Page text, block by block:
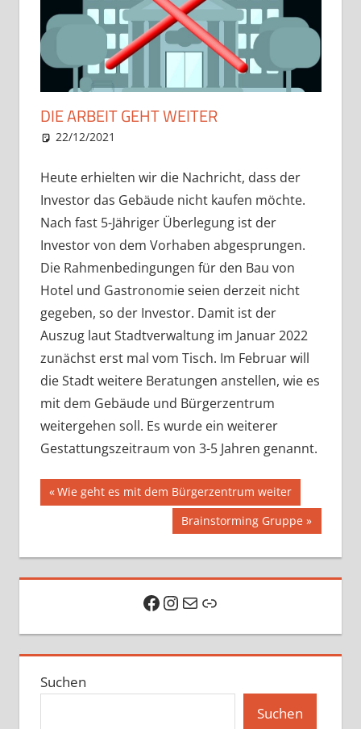
DIE ARBEIT GEHT WEITER
22/12/2021
Heute erhielten wir die Nachricht, dass der
Investor das Gebäude nicht kaufen möchte.
Nach fast 5-Jähriger Überlegung ist der
Investor von dem Vorhaben abgesprungen.
Die Rahmenbedingungen für den Bau von
Hotel und Gastronomie seien derzeit nicht
gegeben, so der Investor. Damit ist der
Auszug laut Stadtverwaltung im Januar 2022
zunächst erst mal vom Tisch. Im Februar will
die Stadt weitere Beratungen anstellen, wie es
mit dem Gebäude und Bürgerzentrum
weitergehen soll. Es wurde ein weiterer
Gestattungszeitraum von 3-5 Jahren genannt.
Beitragsnavigation
Vorheriger
Beitrag:
Wie geht es mit dem Bürgerzentrum weiter
Nächster
Beitrag:
Brainstorming Gruppe
Facebook
Instagram
E-Mail
Link
Suchen
Suchen